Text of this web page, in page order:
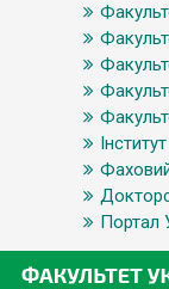
Портал